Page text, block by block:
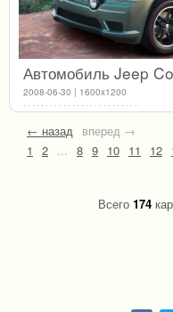
Автомобиль Jeep
2008-06-30 | 1600x1200
← назад вперед →
1
2 ... 8 9 10 11 12
Всего 174